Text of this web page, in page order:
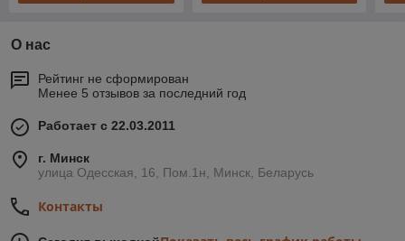
О нас
Рейтинг не сформирован
Менее 5 отзывов за последний год
Работает с 22.03.2011
г. Минск
улица Одесская, 16, Пом.1н, Минск, Беларусь
Контакты